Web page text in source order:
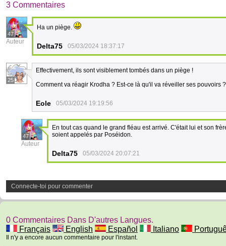
3 Commentaires
47
Auteur
Ha un piège.
Delta75 05/03/2024 18:37:17
25
Effectivement, ils sont visiblement tombés dans un piège !
Comment va réagir Krodha ? Est-ce là qu'il va réveiller ses pouvoirs ?
Eole 05/03/2024 19:19:56
47
Auteur
En tout cas quand le grand fléau est arrivé. C'était lui et son
soient appelés par Poséidon.
Delta75 05/03/2024 20:07:21
Connecte-toi pour commenter
0 Commentaires Dans D'autres Langues.
Français
English Español Italiano
Il n'y a encore aucun commentaire pour l'instant.